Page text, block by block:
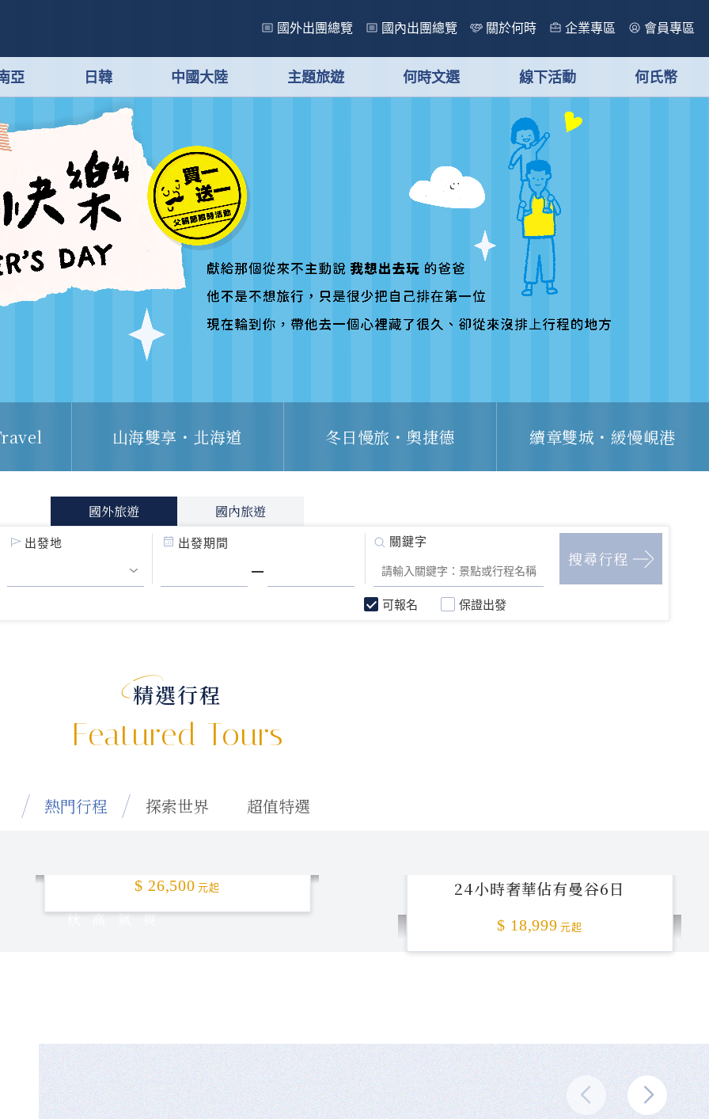
國外出團總覽 國內出團總覽 關於何時 企業專區 會員專區
亞 日韓 中國大陸 主題旅遊 何時文選 線下活動 何氏幣
山海雙享・北海道 冬日慢旅・奧捷德 續章雙城・緩慢峴港
國外旅遊 國內旅遊
出發地 出發期間
可報名 保證出發
精選行程
Featured Tours
熱門行程 探索世界 超值特選
秋高氣爽
$ 26,500 元起 24小時奢華佔有曼谷6日
$ 18,999 元起